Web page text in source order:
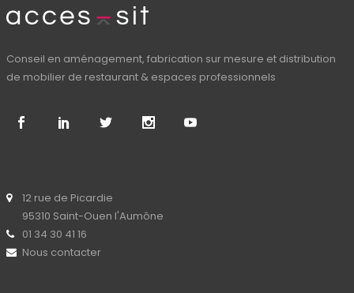
Conseil en aménagement, fabrication sur mesure et distribution
de mobilier de restaurant & espaces professionnels
12 rue de Picardie
95310 Saint-Ouen l'Aumône
01 34 30 41 16
Nous contacter